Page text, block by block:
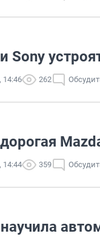
Sony
14:46 262
14:44 359